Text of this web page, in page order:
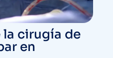
la cirugía de
en